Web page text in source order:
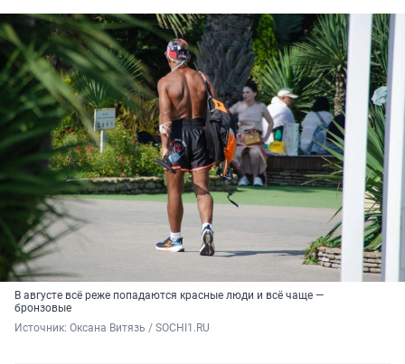
В августе всё реже попадаются красные люди и всё чаще —
бронзовые
Источник: Оксана Витязь / SOCHI1.RU